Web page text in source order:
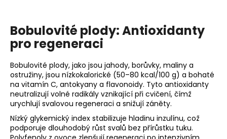
Bobulovité plody: Antioxidanty
pro regeneraci
Bobulovité plody, jako jsou jahody, borůvky, maliny a
ostružiny, jsou nízkokalorické (50–80 kcal/100 g) a bohaté
na vitamín C, antokyany a flavonoidy. Tyto antioxidanty
neutralizují volné radikály vznikající při cvičení, čímž
urychlují svalovou regeneraci a snižují záněty.
Nízký glykemický index stabilizuje hladinu inzulínu, což
podporuje dlouhodobý růst svalů bez přírůstku tuku.